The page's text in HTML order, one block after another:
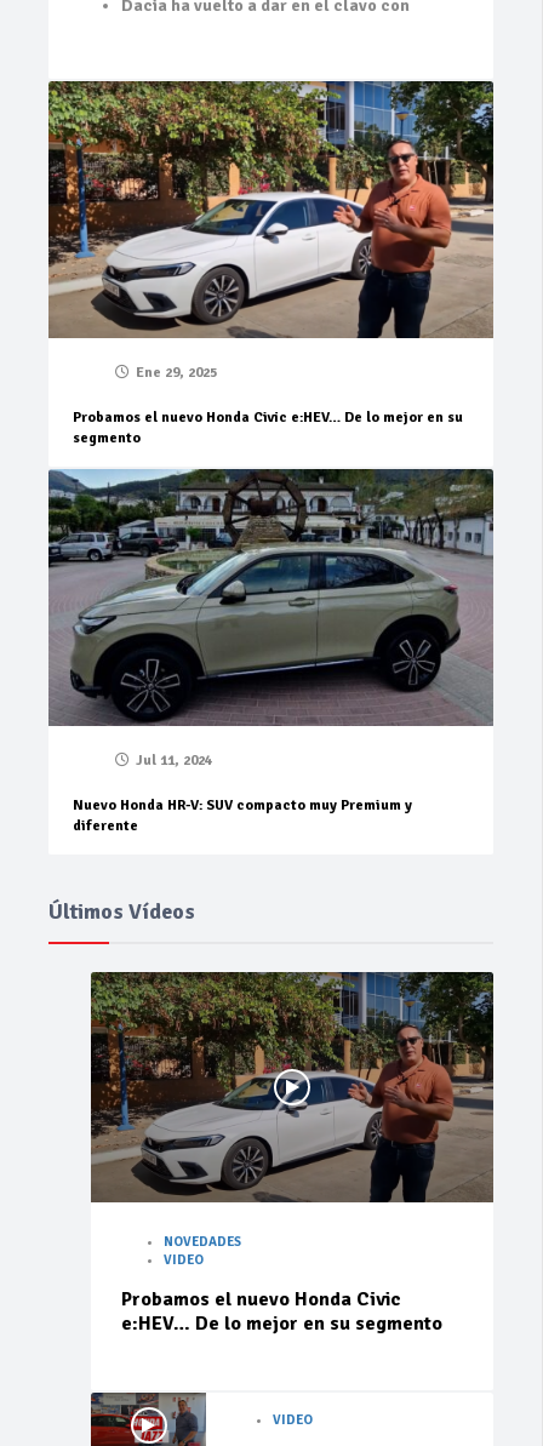
Dacia ha vuelto a dar en el clavo con
Ene 29, 2025
Probamos el nuevo Honda Civic e:HEV… De lo mejor en su
segmento
Jul 11, 2024
Nuevo Honda HR-V: SUV compacto muy Premium y
diferente
Últimos Vídeos
NOVEDADES
VIDEO
Probamos el nuevo Honda Civic
e:HEV… De lo mejor en su segmento
VIDEO